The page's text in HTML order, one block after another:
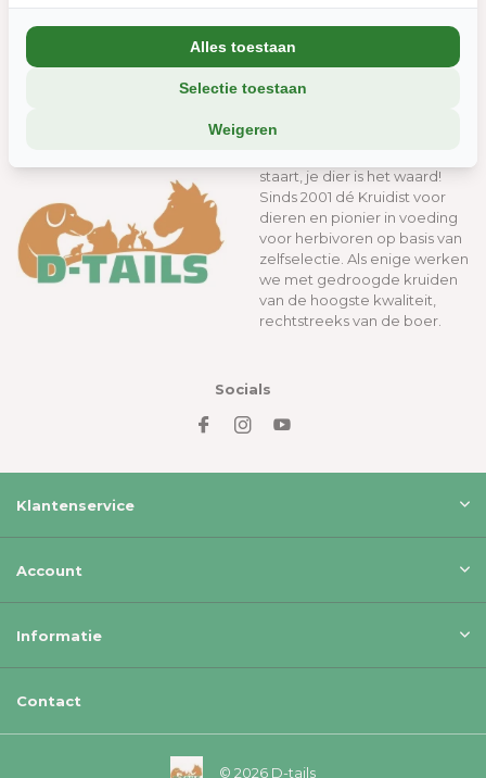
WELKOM bij D-Tails
staart, je dier is het waard!
Sinds 2001 dé Kruidist voor
dieren en pionier in voeding
voor herbivoren op basis van
zelfselectie. Als enige werken
we met gedroogde kruiden
van de hoogste kwaliteit,
rechtstreeks van de boer.
Socials
Klantenservice
Account
Informatie
Contact
© 2026 D-tails
Marketingcookiesom jou relevante informatie en
aanbiedingen te tonen.
We delen soms gegevens met partners (zoals social media en
deelt, of die ze elders van je hebben.
Wil je liever geen cookies? Dan werkt de site nog steeds, maar
misschien net iets minder soepel.
Weigeren
Selectie toestaan
Alles toestaan